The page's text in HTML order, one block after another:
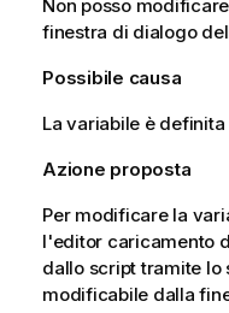
Non posso
finestra di dialogo
Possibile causa
La variabile è
Azione proposta
Per modificare la
l'editor caricamento
dallo script tramite lo
modificabile dalla